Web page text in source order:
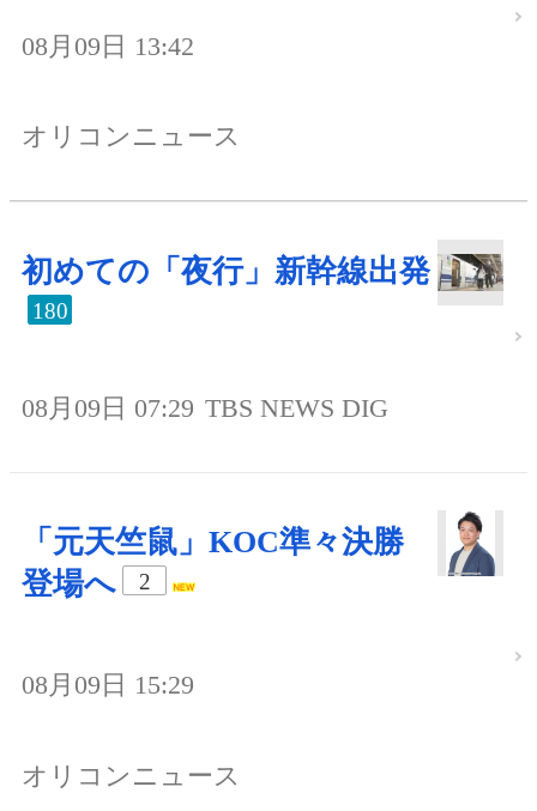
08月09日 13:42
オリコンニュース
初めての「夜行」新幹線出発
180
08月09日 07:29 TBS NEWS DIG
「元天竺鼠」KOC準々決勝
登場へ
2
08月09日 15:29
オリコンニュース